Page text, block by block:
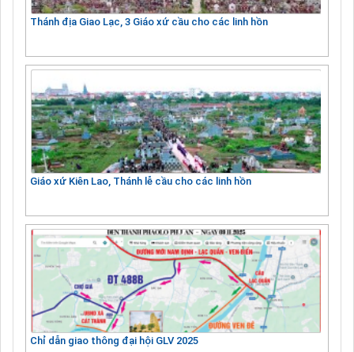
Thánh địa Giao Lạc, 3 Giáo xứ cầu cho các linh hồn
Giáo xứ Kiên Lao, Thánh lễ cầu cho các linh hồn
Chỉ dẫn giao thông đại hội GLV 2025